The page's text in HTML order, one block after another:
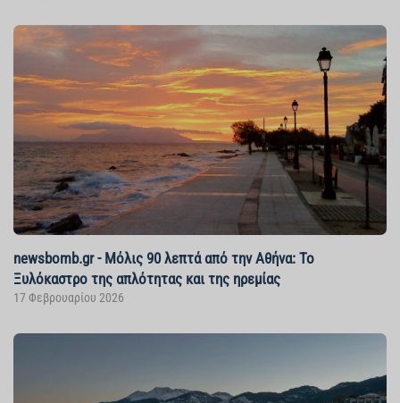
newsbomb.gr - Μόλις 90 λεπτά από την Αθήνα: Το
Ξυλόκαστρο της απλότητας και της ηρεμίας
17 Φεβρουαρίου 2026